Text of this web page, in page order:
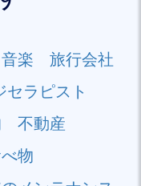
音楽
旅行会社
セラピスト
不動産
物